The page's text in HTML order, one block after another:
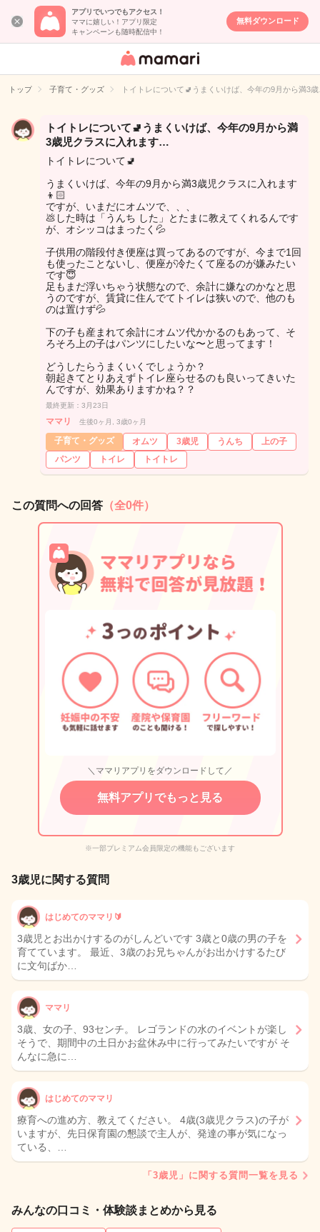
アプリでいつでもアクセス！
ママに嬉しい！アプリ限定
キャンペーンも随時配信中！
無料ダウンロード
女性専用匿名QA
イト
トップ 子育て・グッズ トイトレについて🚽うまくいけば、今年の9月から満3
トイトレについて🚽うまくいけば、今年の9月から満
3歳児クラスに入れます…
トイトレについて🚽
うまくいけば、今年の9月から満3歳児クラスに入れます
👦🏻
ですが、いまだにオムツで、、、
💩した時は「うんち した」とたまに教えてくれるんです
が、オシッコはまったく💦
子供用の階段付き便座は買ってあるのですが、今まで1回
も使ったことないし、便座が冷たくて座るのが嫌みたい
です😇
足もまだ浮いちゃう状態なので、余計に嫌なのかなと思
うのですが、賃貸に住んでてトイレは狭いので、他のも
のは置けず💦
下の子も産まれて余計にオムツ代かかるのもあって、そ
ろそろ上の子はパンツにしたいな〜と思ってます！
どうしたらうまくいくでしょうか？
朝起きてとりあえずトイレ座らせるのも良いってきいた
んですが、効果ありますかね？？
最終更新：3月23日
ママリ 生後0ヶ月, 3歳0ヶ月
子育て・グッズ オムツ 3歳児 うんち
上の子
パンツ
トイレ トイトレ
この質問への回答 （全0件）
＼ママリアプリをダウンロードして／
無料アプリでもっと見る
※一部プレミアム会員限定の機能もございます
3歳児に関する質問
はじめてのママリ🔰
3歳児とお出かけするのがしんどいです 3歳と0歳の男の子を
育てています。 最近、3歳のお兄ちゃんがお出かけするたび
に文句ばか…
ママリ
3歳、女の子、93センチ。 レゴランドの水のイベントが楽し
そうで、期間中の土日かお盆休み中に行ってみたいですが そ
んなに急に…
はじめてのママリ
療育への進め方、教えてください。 4歳(3歳児クラス)の子が
いますが、先日保育園の懇談で主人が、発達の事が気になっ
ている、…
「3歳児」に関する質問一覧を見る
みんなの口コミ・体験談まとめから見る